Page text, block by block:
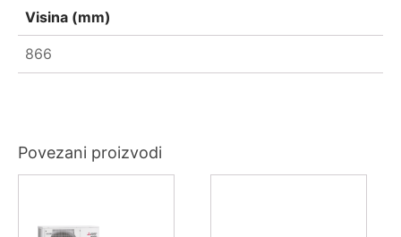
Visina (mm)
866
Povezani proizvodi